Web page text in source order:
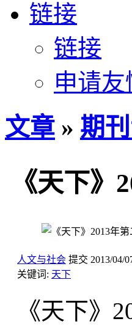
链接
链接
申请
文章 » 期
《天下》
人文与社会 提交 2013/04/
关键词: 天下
《天下》